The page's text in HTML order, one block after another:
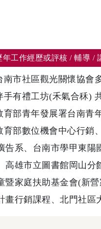
年工作經歷或評核 / 輔導 /
南市社區觀光關懷協會
手有禮工坊(禾氣合秝)
育部青年發展署台南青
育部數位機會中心行銷
告系、台南市學甲東陽
高雄市立圖書館岡山
暨家庭扶助基金會(新
畫行銷課程、北門社區